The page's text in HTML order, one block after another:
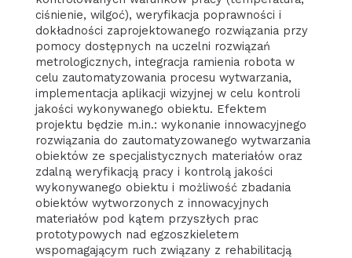
ciśnienie, wilgoć), weryfikacja poprawności i
dokładności zaprojektowanego rozwiązania przy
pomocy dostępnych na uczelni rozwiązań
metrologicznych, integracja ramienia robota w
celu zautomatyzowania procesu wytwarzania,
implementacja aplikacji wizyjnej w celu kontroli
jakości wykonywanego obiektu. Efektem
projektu będzie m.in.: wykonanie innowacyjnego
rozwiązania do zautomatyzowanego wytwarzania
obiektów ze specjalistycznych materiałów oraz
zdalną weryfikacją pracy i kontrolą jakości
wykonywanego obiektu i możliwość zbadania
obiektów wytworzonych z innowacyjnych
materiałów pod kątem przyszłych prac
prototypowych nad egzoszkieletem
wspomagającym ruch związany z rehabilitacją